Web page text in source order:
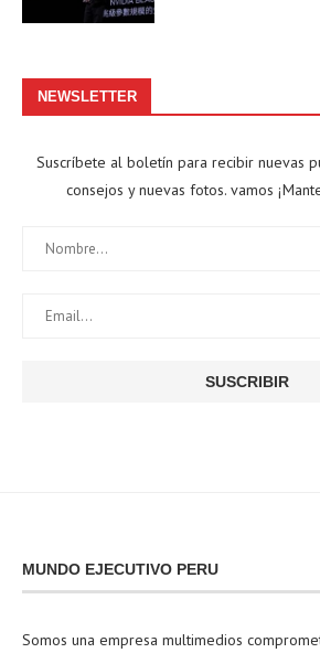
NEWSLETTER
Suscríbete al boletín para recibir nuevas
consejos y nuevas fotos. vamos
MUNDO EJECUTIVO PERU
Somos una empresa multimedios